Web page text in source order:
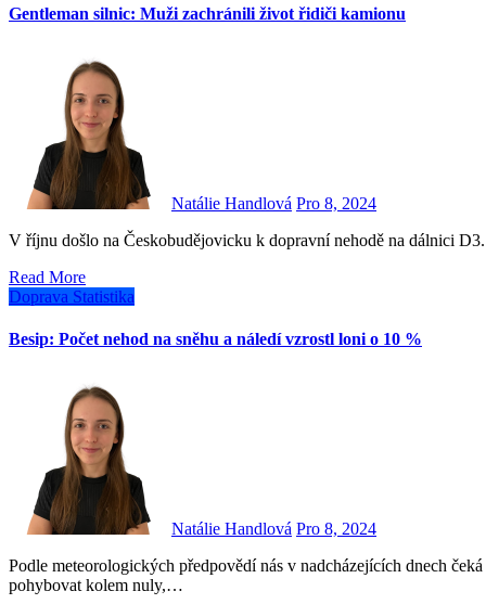
Gentleman silnic: Muži zachránili život řidiči kamionu
Natálie Handlová Pro 8, 2024
V říjnu došlo na Českobudějovicku k dopravní nehodě na dálnici
Read More
Doprava Statistika
Besip: Počet nehod na sněhu a náledí vzrostl loni o 10 %
Natálie Handlová Pro 8, 2024
Podle meteorologických předpovědí nás v nadcházejících dnech čeká sněžení, zejména v horských oblastech. Teploty se budou
pohybovat kolem nuly,…